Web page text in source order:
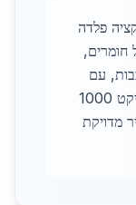
פלדה
כולל חומרים,
עם
עלייה עקב מחירי פלדה גלובליים. פרויקט 1000
מדויקת